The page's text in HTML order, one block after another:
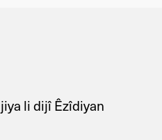
li dijî Êzîdiyan